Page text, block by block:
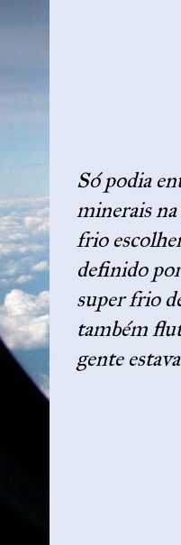
Só podia
minerais na
frio
definido
super frio
também
gente